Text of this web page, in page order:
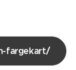
fargekart/